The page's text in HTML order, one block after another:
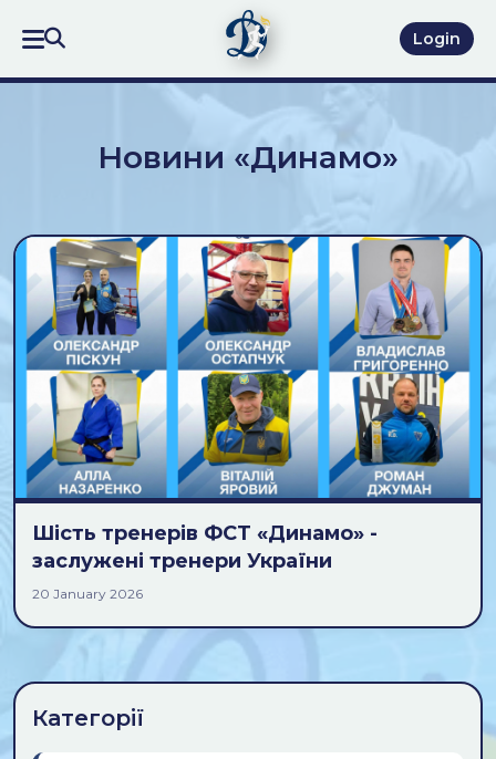
Login
Новини «Динамо»
Шість тренерів ФСТ «Динамо» -
заслужені тренери України
20 January 2026
Категорії